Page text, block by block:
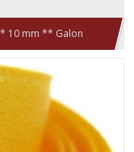
** 10 mm ** Galon
m ou 10 mètres)